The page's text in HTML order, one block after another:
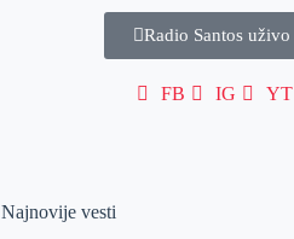
Radio Santos uživo
FB IG YT
Najnovije vesti